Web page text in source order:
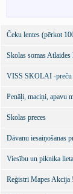
Čeku lentes (pērkot
Skolas somas
VISS SKOLAI -preču
Penāļi, maciņi, apavu
Skolas preces
Dāvanu iesaiņošanas
Viesību un piknika
Reģistri Mapes Akcija